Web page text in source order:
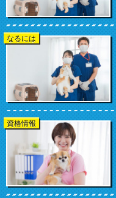
なるには
資格情報